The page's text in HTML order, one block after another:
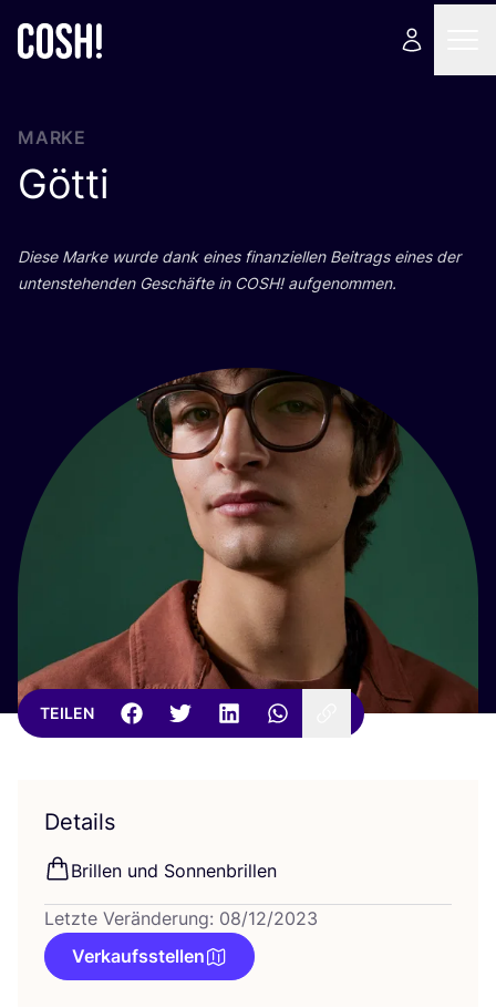
MARKE
Götti
Die­se Mar­ke wur­de dank eines finan­zi­el­len Bei­trags eines der
unten­ste­hen­den Geschäf­te in COSH! aufgenommen.
TEILEN
Details
Bril­len und Sonnenbrillen
Letzte Veränderung: 08/12/2023
Verkaufsstellen